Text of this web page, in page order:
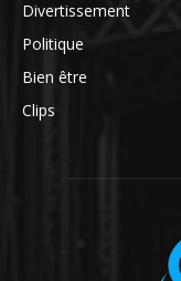
Divertissement
Politique
Bien être
Clips